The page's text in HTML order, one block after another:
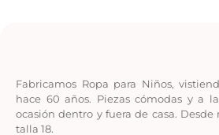
Fabricamos Ropa para Niños,
hace 60 años. Piezas cómodas y a
ocasión dentro y fuera de casa.
talla 18.